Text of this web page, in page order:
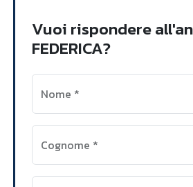
Vuoi rispondere
FEDERICA?
Nome *
Cognome *